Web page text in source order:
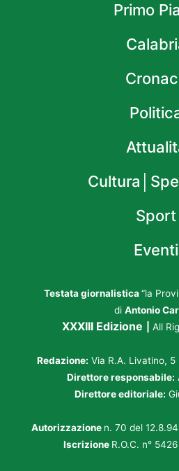
Primo
Sport
Eventi
Testata giornalistica “la
di Antonio
XXXIII Edizione All
Redazione: Via R.A. Livatino,
Direttore responsabile:
Direttore editoriale:
Autorizzazione n. 70 del
Iscrizione R.O.C. n°